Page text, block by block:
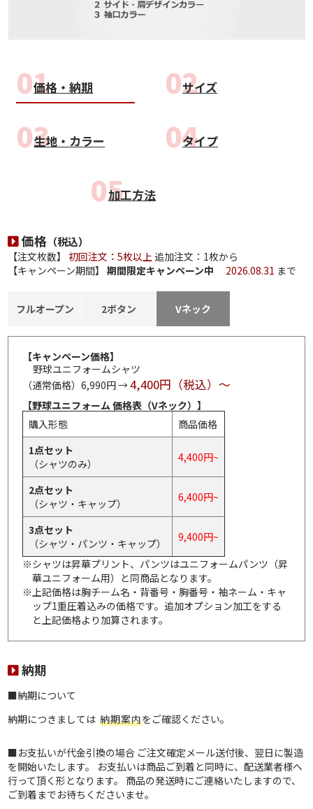
価格・納期 サイズ
生地・カラー タイプ
加工方法
価格 （税込）
【注文枚数】初回注文：5枚以上 追加注文：1枚から
【キャンペーン期間】期間限定キャンペーン中 2026.08.31 まで
フルオープン 2ボタン Vネック
【キャンペーン価格】
野球ユニフォームシャツ
（通常価格）6,990円 →4,400円（税込）～
【野球ユニフォーム 価格表（Vネック）】
購入形態
商品価格
1点セット
（シャツのみ）
4,400円~
2点セット
（シャツ・キャップ）
6,400円~
3点セット
（シャツ・パンツ・キャップ）
9,400円~
※シャツは昇華プリント、パンツはユニフォームパンツ（昇
華ユニフォーム用）と同商品となります。
※上記価格は胸チーム名・背番号・胸番号・袖ネーム・キャ
ップ1重圧着込みの価格です。追加オプション加工をする
と上記価格より加算されます。
納期
■納期について
納期につきましては 納期案内をご確認ください。
■お支払いが代金引換の場合 ご注文確定メール送付後、翌日に製造
を開始いたします。 お支払いは商品ご到着と同時に、配送業者様へ
行って頂く形となります。 商品の発送時にご連絡いたしますので、
ご到着までお待ちくださいませ。